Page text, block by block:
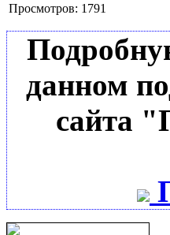
Просмотров: 1791
данном
сайта